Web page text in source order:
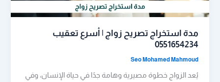
مدة استخراج تصريح زواج | أسرع تعقيب
0551654234
Seo Mohamed Mahmoud
يُعد الزواج خطوة مصيرية وهامة جدًا في حياة الإنسان، وفي